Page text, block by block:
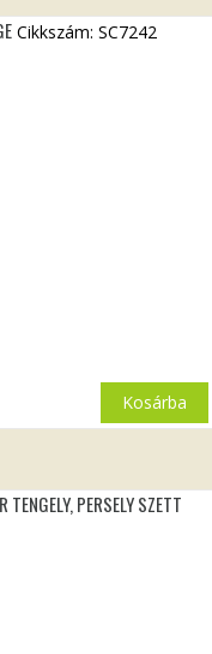
Cikkszám: SC7242
Kosárba
PERSELY SZETT